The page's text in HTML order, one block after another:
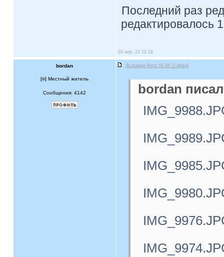
Последний раз
редактировалось
03 апр, 22 12:18
bordan Вспышка Metz 58 AF-2 digital
[ ] Местный житель
Сообщения: 4142
bordan